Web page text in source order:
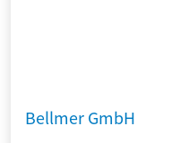
Bellmer GmbH